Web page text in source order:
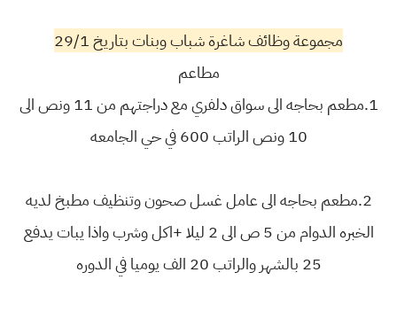
مجموعة وظائف شاغرة شباب وبنات بتاريخ 29/1
مطاعم
1.مطعم بحاجه الى سواق دلفري مع دراجتهم من 11 ونص الى
10 ونص الراتب 600 في حي الجامعه
2.مطعم بحاجه الى عامل غسل صحون وتنظيف مطبخ لديه
الخبره الدوام من 5 ص الى 2 ليلا +اكل وشرب واذا يبات يدفع
25 بالشهر والراتب 20 الف يوميا في الدوره